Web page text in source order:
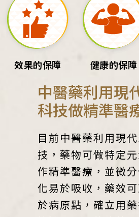
效果的保障 健康的保障
中醫藥利用現
科技做精準醫
目前中醫藥利用現
技，藥物可做特定元
作精準醫療，並微
化易於吸收，藥效
於病原點，確立用